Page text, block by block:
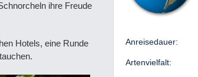
Anreisedauer:
Artenvielfalt:
ihre Freude
Hotels, eine Runde